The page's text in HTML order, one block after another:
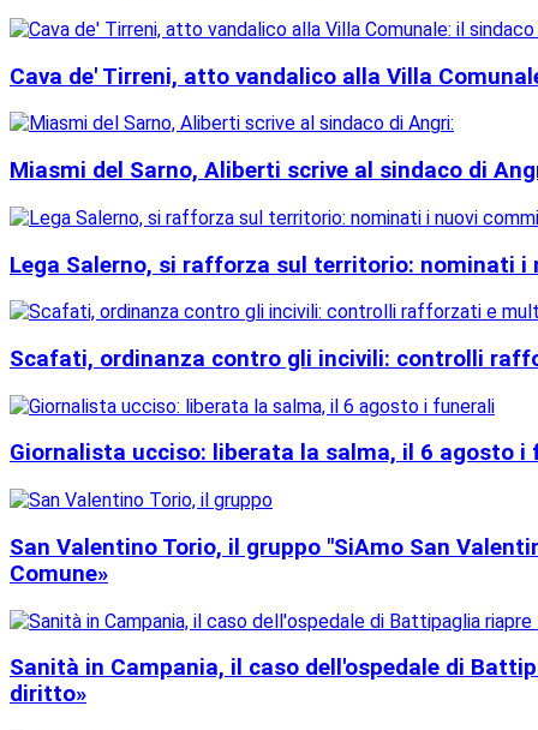
Cava de' Tirreni, atto vandalico alla Villa
Miasmi del Sarno, Aliberti scrive al sindaco di
Lega Salerno, si rafforza sul territorio: nominati
Scafati, ordinanza contro gli incivili: controlli
Giornalista ucciso: liberata la salma, il 6 agosto i
San Valentino Torio, il gruppo "SiAmo San
Comune»
Sanità in Campania, il caso dell'ospedale di
diritto»